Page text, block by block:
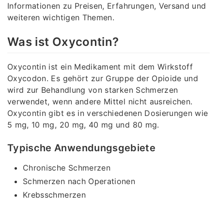
Informationen zu Preisen, Erfahrungen, Versand und
weiteren wichtigen Themen.
Was ist Oxycontin?
Oxycontin ist ein Medikament mit dem Wirkstoff
Oxycodon. Es gehört zur Gruppe der Opioide und
wird zur Behandlung von starken Schmerzen
verwendet, wenn andere Mittel nicht ausreichen.
Oxycontin gibt es in verschiedenen Dosierungen wie
5 mg, 10 mg, 20 mg, 40 mg und 80 mg.
Typische Anwendungsgebiete
Chronische Schmerzen
Schmerzen nach Operationen
Krebsschmerzen